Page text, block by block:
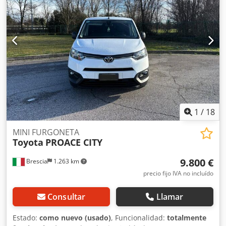
¡COMPACTO! NUEVAS CELDAS DE BATERÍA de 24 V 2PzB 150
Ah, cargador de alta frecuencia de 220 V integrado,
NUEVAS RUEDAS, anchura de las horquillas de 1150 x 550
mm, distancia entre las horquillas de 200 mm, rodillos
individuales para las horquillas, BT TOYOTA LWE 140.
1 / 18
Brescia 1.263 km
MINI FURGONETA
Toyota PROACE CITY
9.800 €
precio fijo IVA no incluído
Consultar Llamar
Estado: como nuevo (usado), Funcionalidad: totalmente